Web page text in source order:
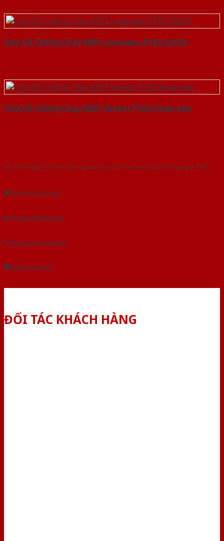
Cửa Gỗ Chống Cháy MDF Laminate P1R2 23029
Cửa Gỗ Chống Cháy MDF Veneer P1R2 Xoan dao
Với kinh nghiệm nhiêu năm nghiên cứu cửa theo tiêu chuẩn công nghệ Châu
Gửi yêu cầu tư vấn
Tải báo giá tổng hợp
Yêu cầu gọi lại (3 phút)
Dành cho đại lý
ĐỐI TÁC KHÁCH HÀNG